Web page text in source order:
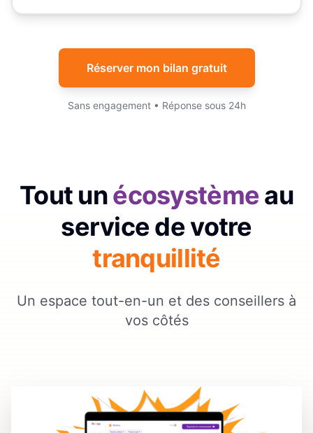
Réserver mon bilan gratuit
Sans engagement • Réponse sous 24h
Tout unécosystèmeau
service de votre
tranquillité
Un espace tout-en-un et des conseillers à
vos côtés